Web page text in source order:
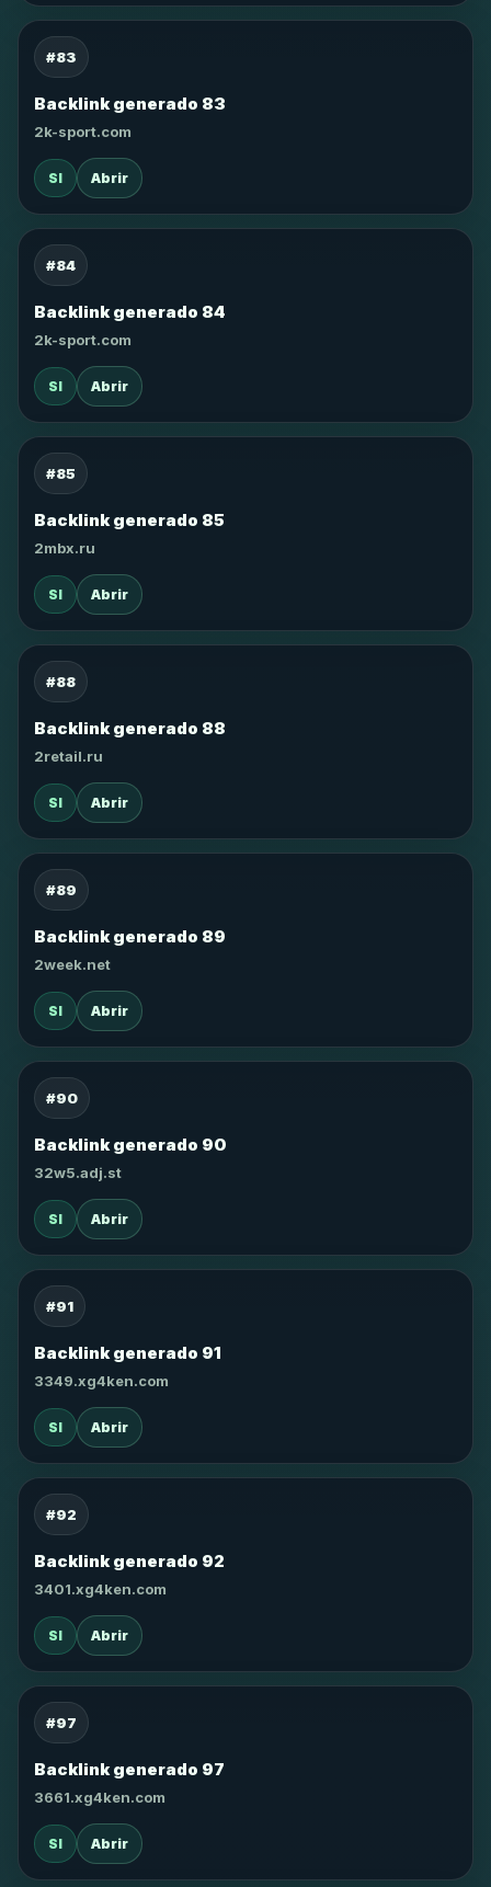
#83
Backlink generado 83
2k-sport.com
SI Abrir
#84
Backlink generado 84
2k-sport.com
SI Abrir
#85
Backlink generado 85
2mbx.ru
SI Abrir
#88
Backlink generado 88
2retail.ru
SI Abrir
#89
Backlink generado 89
2week.net
SI Abrir
#90
Backlink generado 90
32w5.adj.st
SI Abrir
#91
Backlink generado 91
3349.xg4ken.com
SI Abrir
#92
Backlink generado 92
3401.xg4ken.com
SI Abrir
#97
Backlink generado 97
3661.xg4ken.com
SI Abrir